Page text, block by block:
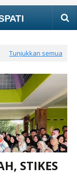
Tunjukkan semua
STIKES